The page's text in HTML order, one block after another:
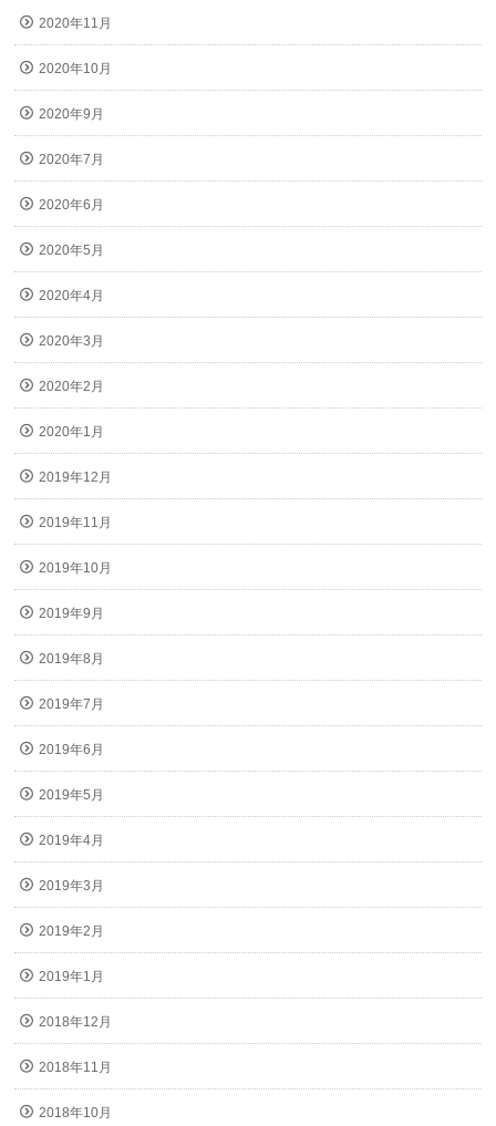
2020年11月
2020年10月
2020年9月
2020年7月
2020年6月
2020年5月
2020年4月
2020年3月
2020年2月
2020年1月
2019年12月
2019年11月
2019年10月
2019年9月
2019年8月
2019年7月
2019年6月
2019年5月
2019年4月
2019年3月
2019年2月
2019年1月
2018年12月
2018年11月
2018年10月